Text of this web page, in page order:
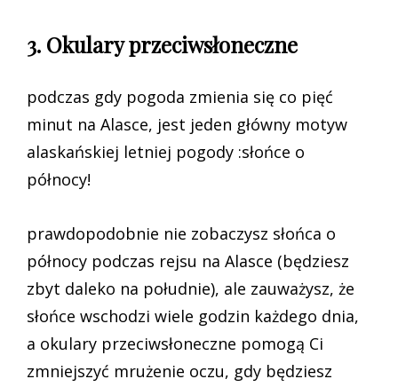
3. Okulary przeciwsłoneczne
podczas gdy pogoda zmienia się co pięć
minut na Alasce, jest jeden główny motyw
alaskańskiej letniej pogody :słońce o
północy!
prawdopodobnie nie zobaczysz słońca o
północy podczas rejsu na Alasce (będziesz
zbyt daleko na południe), ale zauważysz, że
słońce wschodzi wiele godzin każdego dnia,
a okulary przeciwsłoneczne pomogą Ci
zmniejszyć mrużenie oczu, gdy będziesz